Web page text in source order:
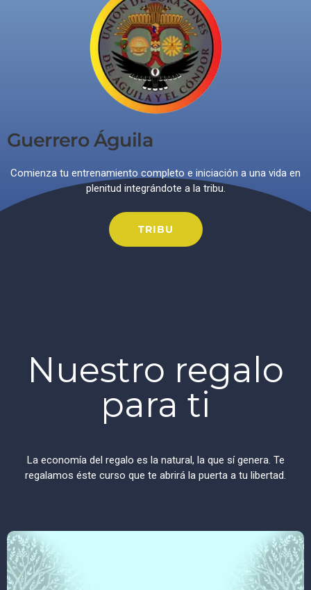
Guerrero Águila
Comienza tu entrenamiento completo e iniciación a una vida en
plenitud integrándote a la tribu.
TRIBU
Nuestro regalo
para ti
La economía del regalo es la natural, la que sí genera. Te
regalamos éste curso que te abrirá la puerta a tu libertad.